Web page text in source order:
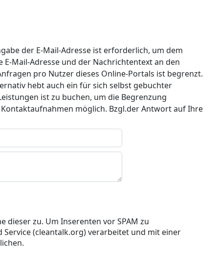
der E-Mail-Adresse ist erforderlich, um dem
Mail-Adresse und der Nachrichtentext an den
pro Nutzer dieses Online-Portals ist begrenzt.
hebt auch ein für sich selbst gebuchter
ist zu buchen, um die Begrenzung
möglich. Bzgl.der Antwort auf Ihre
zu. Um Inserenten vor SPAM zu
Service (cleantalk.org) verarbeitet und mit einer